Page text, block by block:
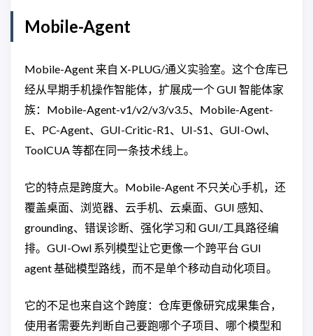
Mobile-Agent
Mobile-Agent 来自 X-PLUG/通义实验室。这个仓库已
经从早期手机操作智能体，扩展成一个 GUI 智能体家
族：Mobile-Agent-v1/v2/v3/v3.5、Mobile-Agent-
E、PC-Agent、GUI-Critic-R1、UI-S1、GUI-Owl、
ToolCUA 等都在同一条技术线上。
它的特点是跨度大。Mobile-Agent 不只关心手机，还
覆盖桌面、浏览器、云手机、云桌面、GUI 感知、
grounding、错误诊断、强化学习和 GUI/工具路径编
排。GUI-Owl 系列模型让它更像一个跨平台 GUI
agent 基础模型路线，而不是单个移动自动化项目。
它的不足也来自这个跨度：仓库更像研究成果集合，
使用者需要先判断自己要跑哪个子项目、哪个模型和